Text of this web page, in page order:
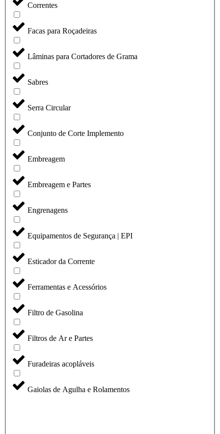
Correntes
Facas para Roçadeiras
Lâminas para Cortadores de Grama
Sabres
Serra Circular
Conjunto de Corte Implemento
Embreagem
Embreagem e Partes
Engrenagens
Equipamentos de Segurança | EPI
Esticador da Corrente
Ferramentas e Acessórios
Filtro de Gasolina
Filtros de Ar e Partes
Furadeiras acopláveis
Gaiolas de Agulha e Rolamentos